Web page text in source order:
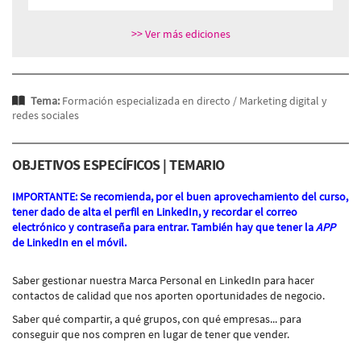
>> Ver más ediciones
Tema: Formación especializada en directo / Marketing digital y
redes sociales
OBJETIVOS ESPECÍFICOS | TEMARIO
IMPORTANTE: Se recomienda, por el buen aprovechamiento del curso,
tener dado de alta el perfil en LinkedIn, y recordar el correo
electrónico y contraseña para entrar. También hay que tener laAPP
de LinkedIn en el móvil.
Saber gestionar nuestra Marca Personal en LinkedIn para hacer
contactos de calidad que nos aporten oportunidades de negocio.
Saber qué compartir, a qué grupos, con qué empresas... para
conseguir que nos compren en lugar de tener que vender.